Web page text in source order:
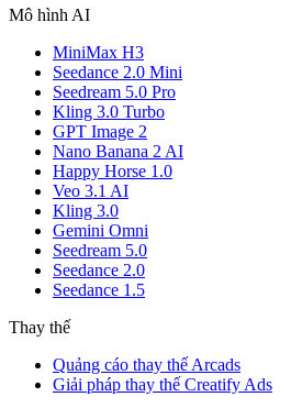
Mô hình AI
MiniMax H3
Seedance 2.0 Mini
Seedream 5.0 Pro
Kling 3.0 Turbo
GPT Image 2
Nano Banana 2 AI
Happy Horse 1.0
Veo 3.1 AI
Kling 3.0
Gemini Omni
Seedream 5.0
Seedance 2.0
Seedance 1.5
Thay thế
Quảng cáo thay thế Arcads
Giải pháp thay thế Creatify Ads